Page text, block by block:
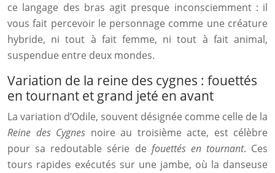
ce langage des bras agit presque inconsciemment : il
vous fait percevoir le personnage comme une créature
hybride, ni tout à fait femme, ni tout à fait animal,
suspendue entre deux mondes.
Variation de la reine des cygnes : fouettés
en tournant et grand jeté en avant
La variation d’Odile, souvent désignée comme celle de la
Reine des Cygnes noire au troisième acte, est célèbre
pour sa redoutable série de fouettés en tournant. Ces
tours rapides exécutés sur une jambe, où la danseuse